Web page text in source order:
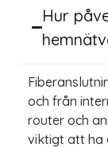
Hur
och från
router och
viktigt att ha